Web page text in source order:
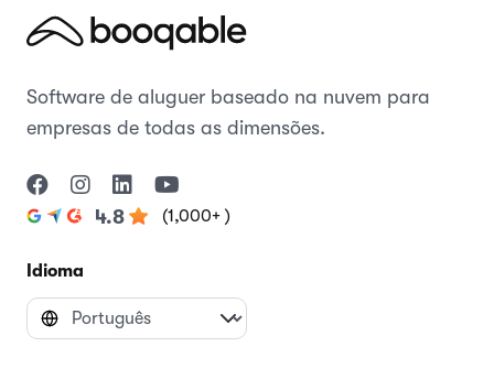
Software de aluguer baseado na nuvem para
empresas de todas as dimensões.
4.8 (1,000+ )
Idioma